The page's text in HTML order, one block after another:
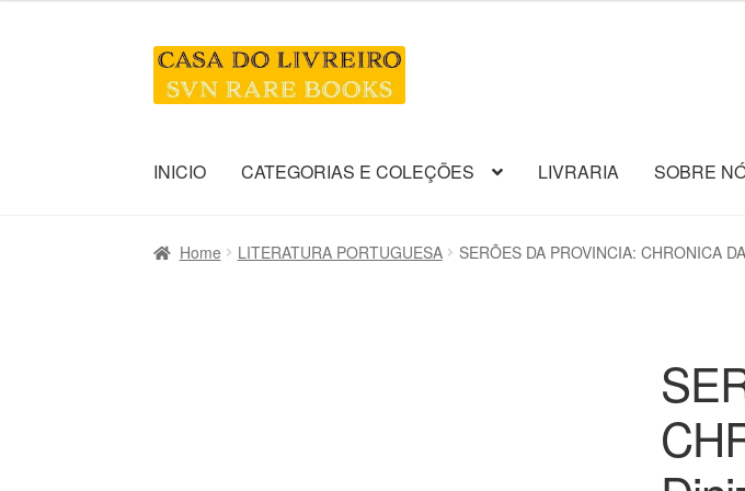
Skip
to
Skip
to
INICIO CATEGORIAS E COLEÇÕES LIVRARIA SOBRE
Home LITERATURA PORTUGUESA SERÕES DA PROVINCIA: CHRONICA